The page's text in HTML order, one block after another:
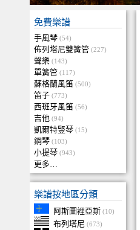
免費樂譜
手風琴 (54)
佈列塔尼雙簧管 (227)
聲樂 (143)
單簧管 (117)
蘇格蘭風笛 (500)
笛子 (773)
西班牙風笛 (56)
吉他 (94)
凱爾特豎琴 (15)
鋼琴 (103)
小提琴 (943)
更多…
樂譜按地區分類
阿斯圖裡亞斯 (10)
布列塔尼 (673)